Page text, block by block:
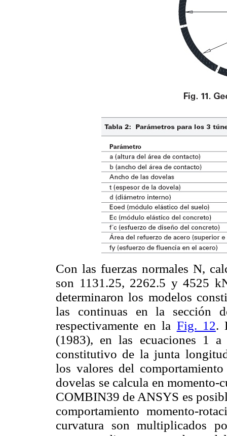
Con las fuerzas normales N,
son 1131.25, 2262.5 y 4525
determinaron los modelos
las continuas en la sección
respectivamente en la Fig. 12.
(1983), en las ecuaciones 1
constitutivo de la junta
los valores del
dovelas se calcula en momento-
COMBIN39 de ANSYS es
comportamiento momento-
curvatura son multiplicados